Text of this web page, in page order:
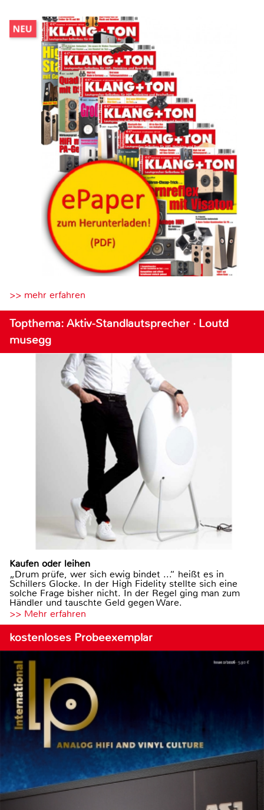
>> mehr erfahren
Topthema: Aktiv-Standlautsprecher · Loutd
musegg
Kaufen oder leihen
„Drum prüfe, wer sich ewig bindet ...“ heißt es in
Schillers Glocke. In der High Fidelity stellte sich eine
solche Frage bisher nicht. In der Regel ging man zum
Händler und tauschte Geld gegen Ware.
>> Mehr erfahren
kostenloses Probeexemplar